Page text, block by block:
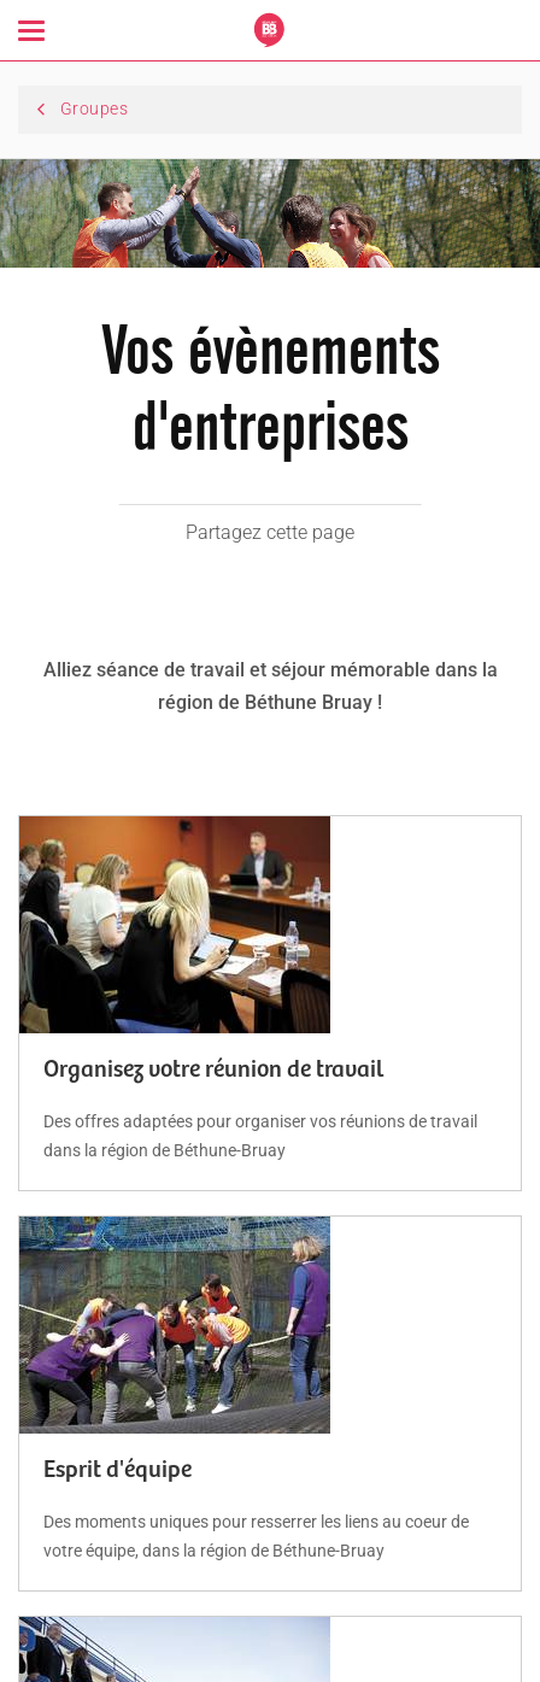
Toggle
navigation
Groupes
Vos évènements
d'entreprises
Partagez cette page
Alliez séance de travail et séjour mémorable dans la
région de Béthune Bruay !
Organisez votre réunion de travail
Des offres adaptées pour organiser vos réunions de travail
dans la région de Béthune-Bruay
Esprit d'équipe
Des moments uniques pour resserrer les liens au coeur de
votre équipe, dans la région de Béthune-Bruay